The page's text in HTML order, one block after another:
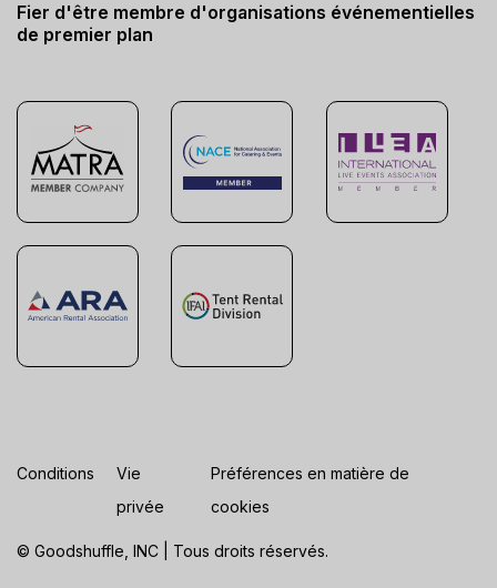
Fier d'être membre d'organisations événementielles
de premier plan
© Goodshuffle, INC | Tous droits réservés.
Conditions
Vie
privée
Préférences en matière de
cookies